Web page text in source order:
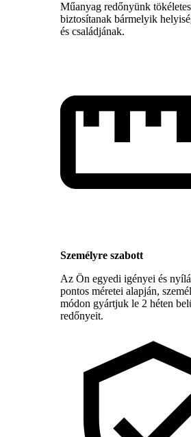
Műanyag redőnyünk
biztosítanak bármelyik
és családjának.
Személyre szabott
Az Ön egyedi igényei és
pontos méretei alapján,
módon gyártjuk le 2 héten
redőnyeit.